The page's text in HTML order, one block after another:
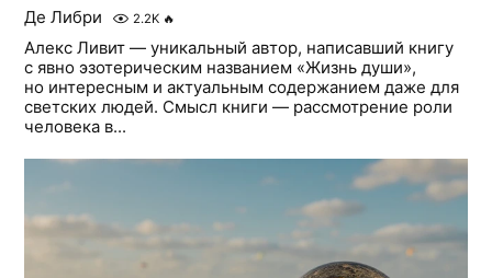
Де Либри 2.2K 🔥
Алекс Ливит — уникальный автор, написавший книгу
с явно эзотерическим названием «Жизнь души»,
но интересным и актуальным содержанием даже для
светских людей. Смысл книги — рассмотрение роли
человека в...